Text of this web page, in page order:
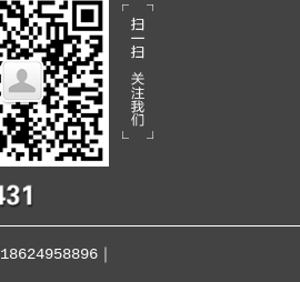
18624958896